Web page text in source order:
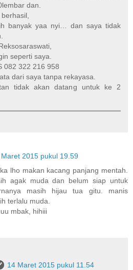
dan.
banyak yaa nyi… dan saya tidak
seperti saya.
082 322 216 958
dari saya tanpa rekayasa.
tidak akan datang untuk ke 2
Maret 2015 pukul 19.59
lho makan kacang panjang mentah.
agak muda dan belum siap untuk
masih hijau tua gitu. manis
terlalu muda.
mbak, hihiii
14 Maret 2015 pukul 11.54